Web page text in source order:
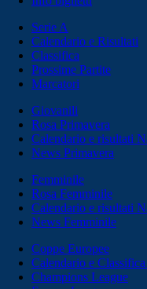
Serie A
Calendario e Risultati
Classifica
Prossime Partite
Marcatori
Giovanili
Rosa Primavera
Calendario e risultati
News Primavera
Femminile
Rosa Femminile
Calendario e risultati
News Femminile
Coppe Europee
Calendario e
Champions League